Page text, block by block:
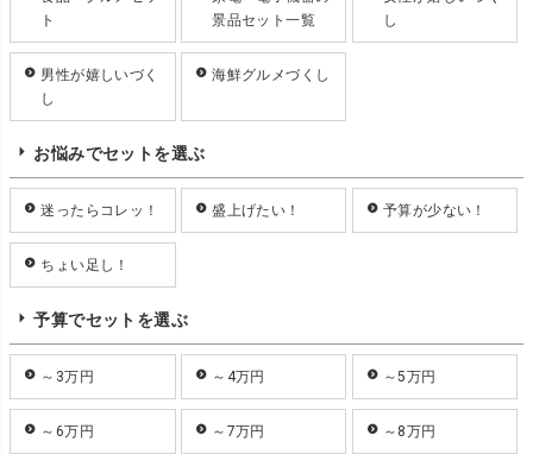
ト
景品セット一覧
し
男性が嬉しいづく
し
海鮮グルメづくし
お悩みでセットを選ぶ
迷ったらコレッ！ 盛上げたい！ 予算が少ない！
ちょい足し！
予算でセットを選ぶ
～3万円 ～4万円 ～5万円
～6万円 ～7万円 ～8万円